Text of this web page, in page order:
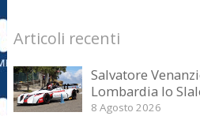
Articoli recenti
Salvatore
Lombardia lo
8 Agosto 2026